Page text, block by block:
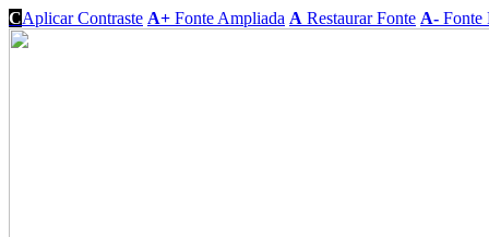
CAplicar Contraste A+ Fonte Ampliada A Restaurar Fonte A- Fonte